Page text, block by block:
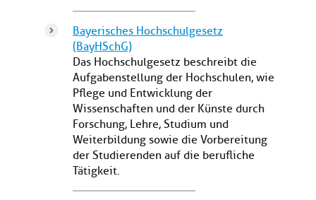
Bayerisches Hochschulgesetz
(BayHSchG)
Das Hochschulgesetz beschreibt die
Aufgabenstellung der Hochschulen, wie
Pflege und Entwicklung der
Wissenschaften und der Künste durch
Forschung, Lehre, Studium und
Weiterbildung sowie die Vorbereitung
der Studierenden auf die berufliche
Tätigkeit.